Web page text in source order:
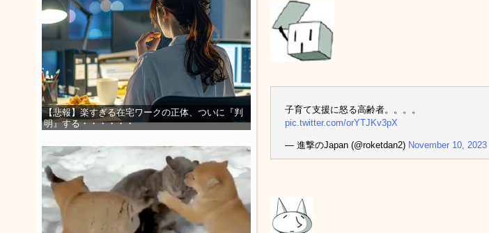
【悲報】楽すぎる在宅ワークの正体、ついに『判
明』する・・・・・・
子育て支援に怒る高齢者。。。。
pic.twitter.com/orYTJKv3pX
— 進撃のJapan (@roketdan2) November 10, 2023